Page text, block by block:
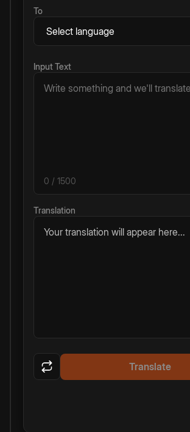
To
Input Text
0 / 1500
Translation
Your translation will appear here...
Translate